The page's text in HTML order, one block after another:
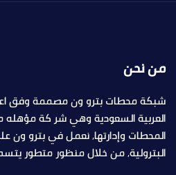
من نحن
شبكة محطات بترو ون مصممة وفق
العربية السعودية وهي شر كة مؤهله
المحطات وإدارتها, نعمل في بترو ون
البترولية, من خلال منظور متطور يتسم